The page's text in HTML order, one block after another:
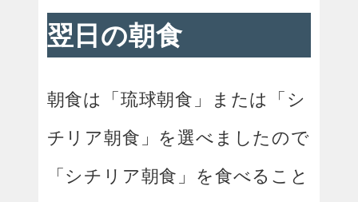
翌日の朝食
朝食は「琉球朝食」または「シ
チリア朝食」を選べましたので
「シチリア朝食」を食べること